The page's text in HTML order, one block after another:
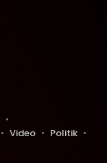
Video
Politik